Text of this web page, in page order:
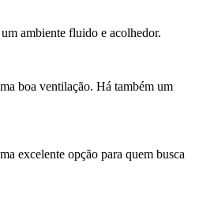
ambiente fluido e acolhedor.
boa ventilação. Há também um
excelente opção para quem busca